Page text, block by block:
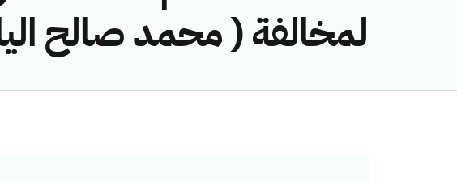
لمخالفة ( محمد صالح